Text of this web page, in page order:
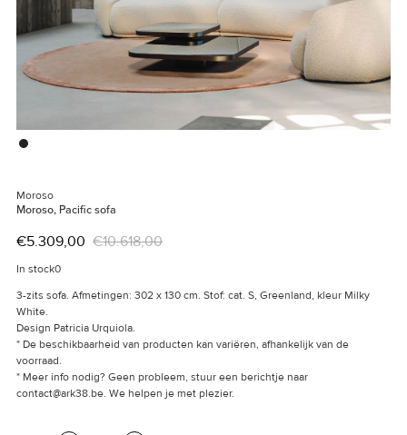
Moroso
Moroso, Pacific sofa
€5.309,00 €10.618,00
In stock0
3-zits sofa. Afmetingen: 302 x 130 cm. Stof: cat. S, Greenland, kleur Milky
White.
Design Patricia Urquiola.
* De beschikbaarheid van producten kan variëren, afhankelijk van de
voorraad.
* Meer info nodig? Geen probleem, stuur een berichtje naar
contact@ark38.be. We helpen je met plezier.